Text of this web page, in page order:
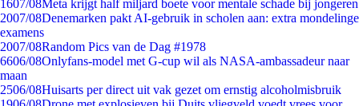
1607/08Meta krijgt half miljard boete voor mentale schade bij jongeren
2007/08Denemarken pakt AI-gebruik in scholen aan: extra mondelinge
examens
2007/08Random Pics van de Dag #1978
6606/08Onlyfans-model met G-cup wil als NASA-ambassadeur naar
maan
2506/08Huisarts per direct uit vak gezet om ernstig alcoholmisbruik